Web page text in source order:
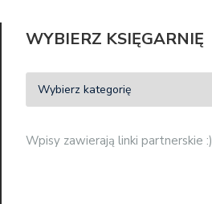
WYBIERZ KSIĘGARNIĘ
Wpisy zawierają linki partnerskie :)